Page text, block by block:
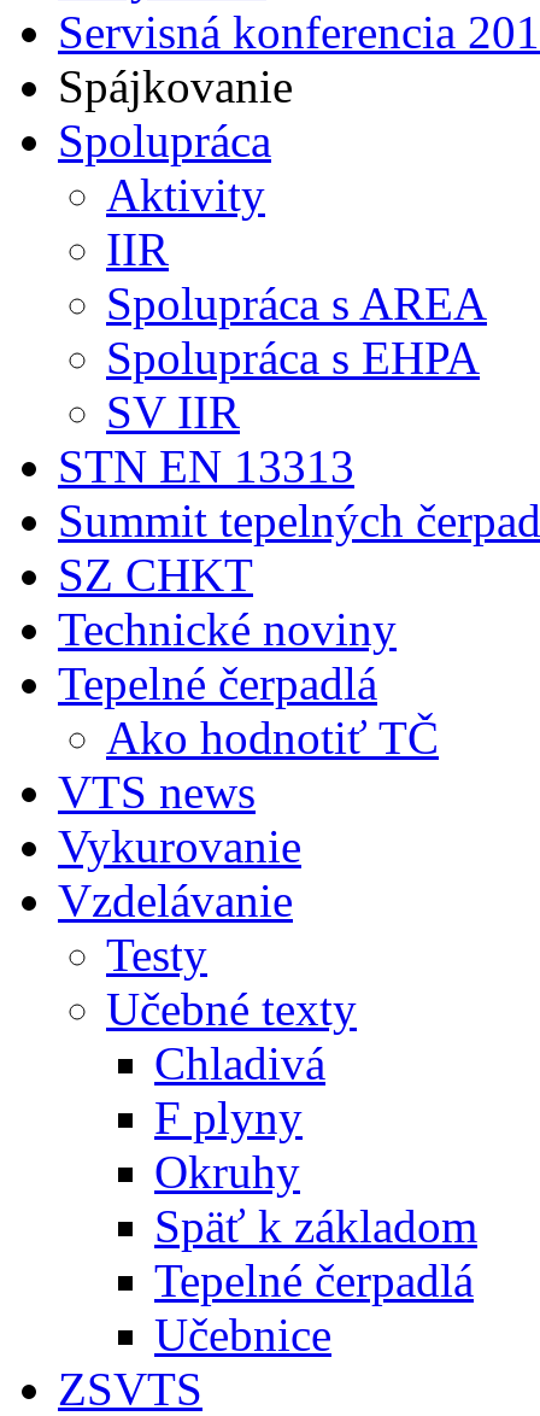
Servisná konferencia
Spájkovanie
Spolupráca
Aktivity
IIR
Spolupráca s AREA
Spolupráca s EHPA
SV IIR
STN EN 13313
Summit tepelných
SZ CHKT
Technické noviny
Tepelné čerpadlá
Ako hodnotiť TČ
VTS news
Vykurovanie
Vzdelávanie
Testy
Učebné texty
Chladivá
F plyny
Okruhy
Späť k základom
Tepelné čerpadlá
Učebnice
ZSVTS